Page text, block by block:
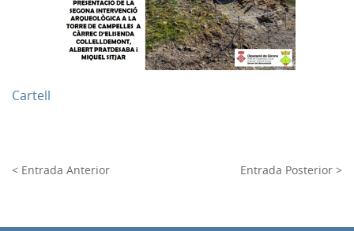
Cartell
< Entrada Anterior Entrada Posterior >